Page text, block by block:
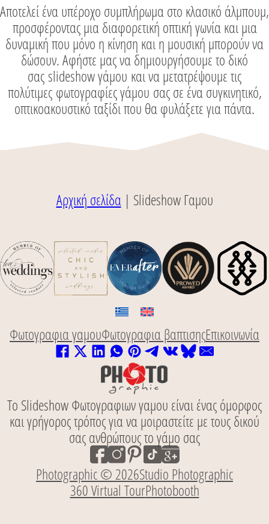
Αποτελεί ένα υπέροχο συμπλήρωμα στο κλασικό άλμπουμ,
προσφέροντας μια διαφορετική οπτική γωνία και μια
δυναμική που μόνο η κίνηση και η μουσική μπορούν να
δώσουν. Αφήστε μας να δημιουργήσουμε το δικό
σας slideshow γάμου και να μετατρέψουμε τις
πολύτιμες φωτογραφίες γάμου σας σε ένα συγκινητικό,
οπτικοακουστικό ταξίδι που θα φυλάξετε για πάντα.
Αρχική σελίδα| Slideshow Γαμου
Φωτογραφια γαμουΦωτογραφια βαπτισηςΕπικοινωνία
Το Slideshow Φωτογραφιων γαμου είναι ένας όμορφος
και γρήγορος τρόπος για να μοιραστείτε με τους δικού
σας ανθρώπους το γάμο σας
Photographic © 2026Studio Photographic
360 Virtual TourPhotobooth